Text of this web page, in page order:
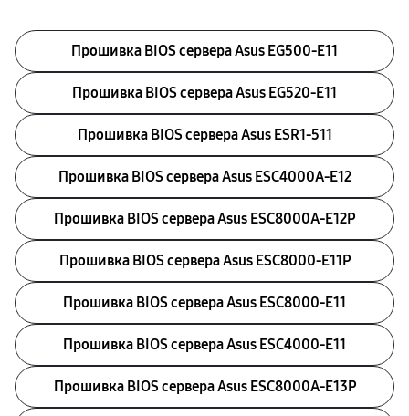
Прошивка BIOS сервера Asus EG500-E11
Прошивка BIOS сервера Asus EG520-E11
Прошивка BIOS сервера Asus ESR1-511
Прошивка BIOS сервера Asus ESC4000A-E12
Прошивка BIOS сервера Asus ESC8000A-E12P
Прошивка BIOS сервера Asus ESC8000-E11P
Прошивка BIOS сервера Asus ESC8000-E11
Прошивка BIOS сервера Asus ESC4000-E11
Прошивка BIOS сервера Asus ESC8000A-E13P